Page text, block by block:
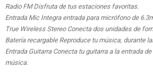
Radio FM Disfruta de tus estaciones favoritas.
Entrada Mic Integra entrada para micrófono de
True Wireless Stereo Conecta dos unidades de
Batería recargable Reproduce tu música, durante
Entrada Guitarra Conecta tu guitarra a la entrada
música.